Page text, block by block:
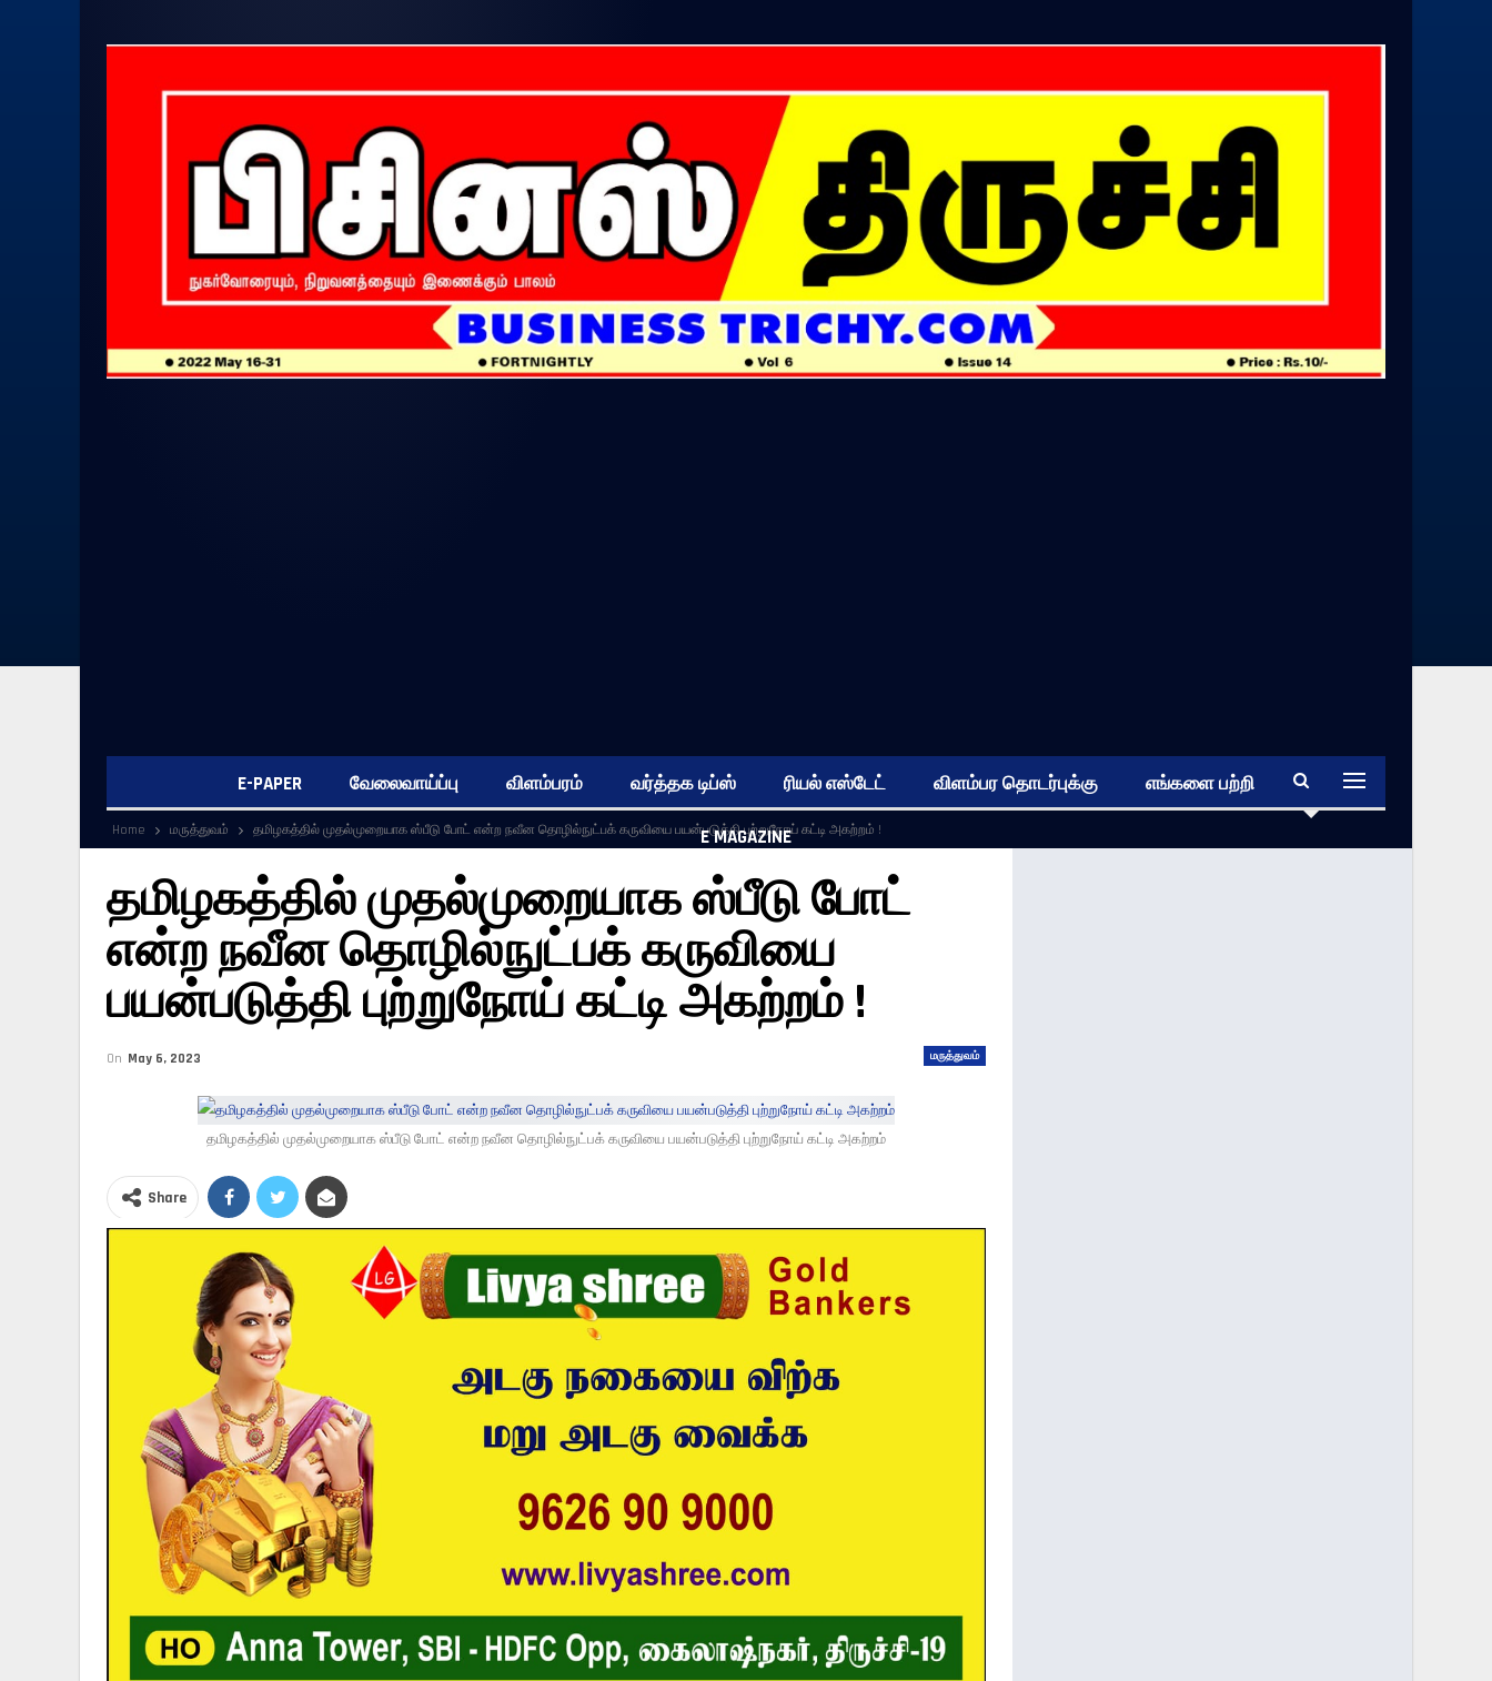
E-PAPER வேலைவாய்ப்பு விளம்பரம் வர்த்தக டிப்ஸ் ரியல் எஸ்டேட் விளம்பர தொடர்புக்கு எங்களை பற்றி
E MAGAZINE
Home மருத்துவம் தமிழகத்தில் முதல்முறையாக ஸ்பீடு போட் என்ற நவீன தொழில்நுட்பக் கருவியை பயன்படுத்தி புற்றுநோய் கட்டி அகற்றம் !
தமிழகத்தில் முதல்முறையாக ஸ்பீடு போட்
என்ற நவீன தொழில்நுட்பக் கருவியை
பயன்படுத்தி புற்றுநோய் கட்டி அகற்றம் !
மருத்துவம்
On May 6, 2023
தமிழகத்தில் முதல்முறையாக ஸ்பீடு போட் என்ற நவீன தொழில்நுட்பக் கருவியை பயன்படுத்தி புற்றுநோய் கட்டி அகற்றம்
Share